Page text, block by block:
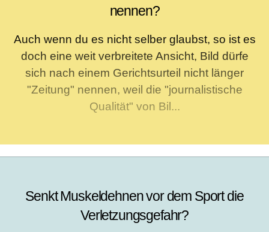
nennen?
Auch wenn du es nicht selber glaubst, so ist es
doch eine weit verbreitete Ansicht, Bild dürfe
sich nach einem Gerichtsurteil nicht länger
"Zeitung" nennen, weil die "journalistische
Qualität" von Bil...
Senkt Muskeldehnen vor dem Sport die
Verletzungsgefahr?